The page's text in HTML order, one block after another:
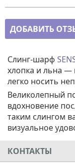
ДОБАВИТЬ
Слинг-шарф
хлопка и льна —
легко носить
Великолепный
вдохновение
таким слингом
визуальное
КОНТАКТЫ